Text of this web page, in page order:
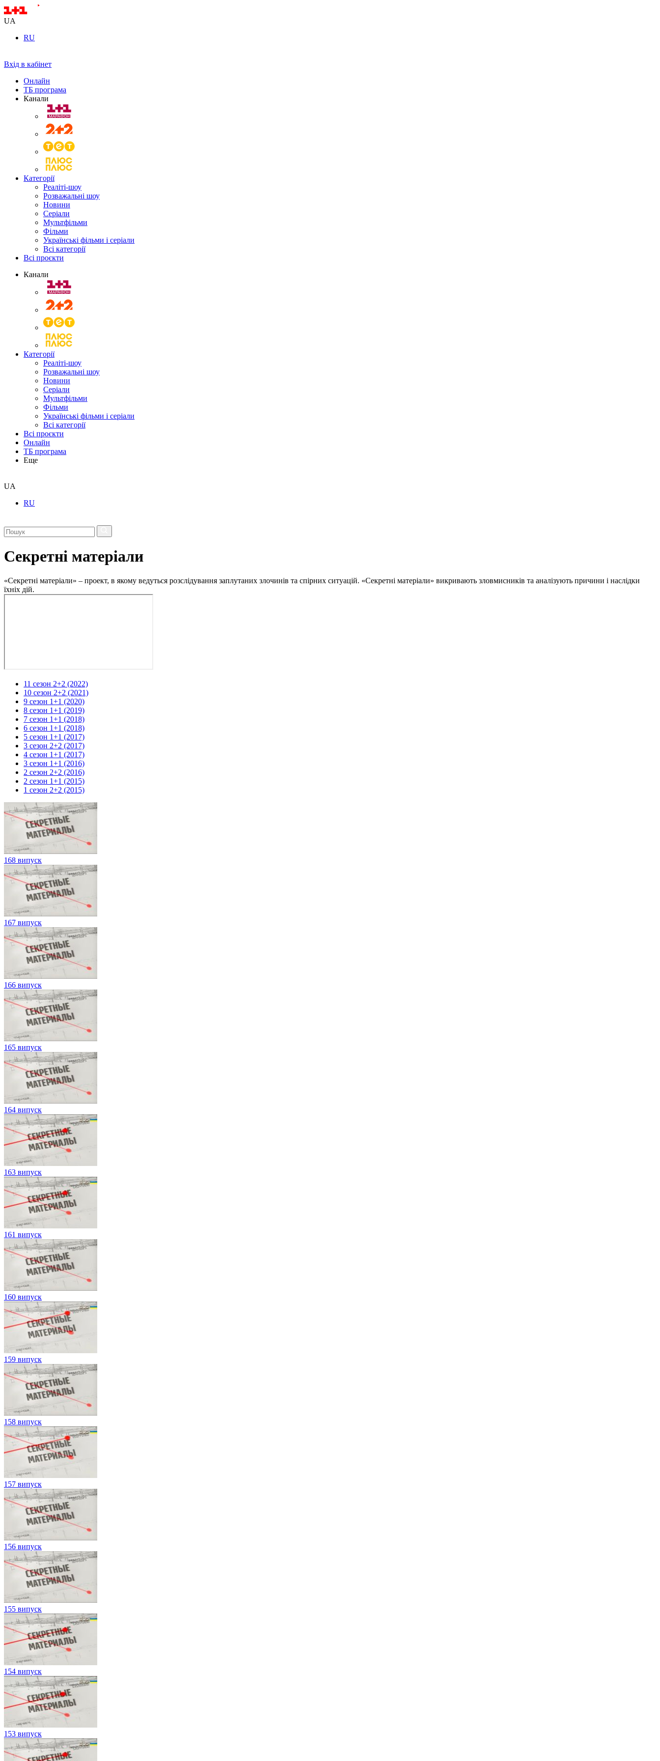
UA
RU
Вхід в кабінет
Онлайн
ТБ програма
Канали
Категорії
Реаліті-шоу
Розважальні шоу
Новини
Серіали
Мультфільми
Фільми
Українські фільми і серіали
Всі категорії
Всі проєкти
Канали
Категорії
Реаліті-шоу
Розважальні шоу
Новини
Серіали
Мультфільми
Фільми
Українські фільми і серіали
Всі категорії
Всі проєкти
Онлайн
ТБ програма
Еще
UA
RU
Секретні матеріали
«Секретні матеріали» – проект, в якому ведуться розслідування заплутаних злочинів та спірних ситуацій. «Секретні матеріали» викривають зловмисників та аналізують причини і наслідки
їхніх дій.
11 сезон 2+2 (2022)
10 сезон 2+2 (2021)
9 сезон 1+1 (2020)
8 сезон 1+1 (2019)
7 сезон 1+1 (2018)
6 сезон 1+1 (2018)
5 сезон 1+1 (2017)
3 сезон 2+2 (2017)
4 сезон 1+1 (2017)
3 сезон 1+1 (2016)
2 сезон 2+2 (2016)
2 сезон 1+1 (2015)
1 сезон 2+2 (2015)
168 випуск
167 випуск
166 випуск
165 випуск
164 випуск
163 випуск
161 випуск
160 випуск
159 випуск
158 випуск
157 випуск
156 випуск
155 випуск
154 випуск
153 випуск